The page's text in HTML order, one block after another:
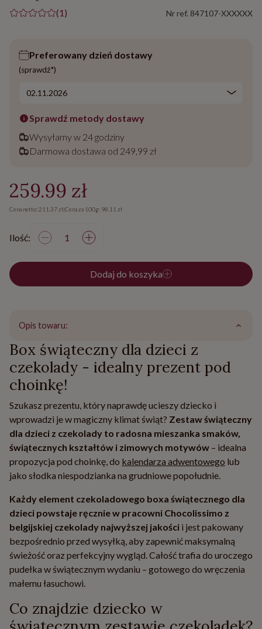
(1) Nr ref. 847107-XXXXXX
Preferowany dzień dostawy
(sprawdź*)
Sprawdź metody dostawy
Wysyłamy w 24 godziny
Darmowa dostawa od 249,99 zł
259.99 zł
Cena netto: 211.37 zł|Cena za 100g: 98.11 zł
Ilość:
Dodaj do koszyka
Opis towaru:
Box świąteczny dla dzieci z
czekolady - idealny prezent pod
choinkę!
Szukasz prezentu, który naprawdę ucieszy dziecko i
wprowadzi je w magiczny klimat świąt? Zestaw świąteczny
dla dzieci z czekolady to radosna mieszanka smaków,
świątecznych kształtów i zimowych motywów – idealna
propozycja pod choinkę, do kalendarza adwentowego lub
jako słodka niespodzianka na grudniowe popołudnie.
Każdy element czekoladowego boxa świątecznego dla
dzieci powstaje ręcznie w pracowni Chocolissimo z
belgijskiej czekolady najwyższej jakości i jest pakowany
bezpośrednio przed wysyłką, aby zapewnić maksymalną
świeżość oraz perfekcyjny wygląd. Całość trafia do uroczego
pudełka w świątecznym wydaniu – gotowego do wręczenia
małemu łasuchowi.
Co znajdzie dziecko w